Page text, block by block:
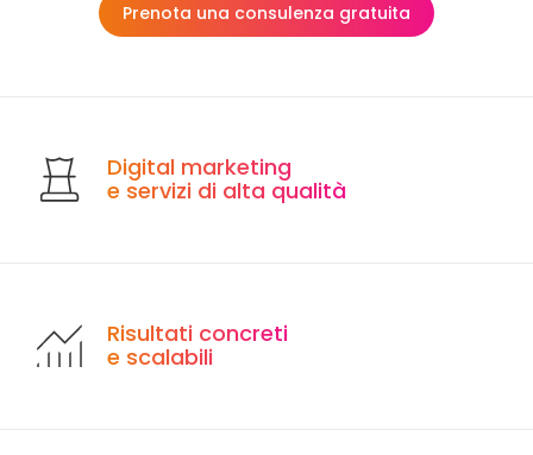
Prenota una consulenza gratuita
Digital marketing
e servizi di alta qualità
Risultati concreti
e scalabili